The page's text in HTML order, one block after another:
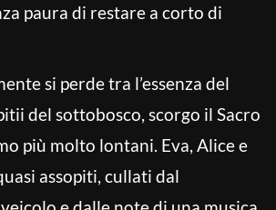
paura di restare a corto di
si perde tra l’essenza del
del sottobosco, scorgo il Sacro
più molto lontani. Eva, Alice e
assopiti, cullati dal